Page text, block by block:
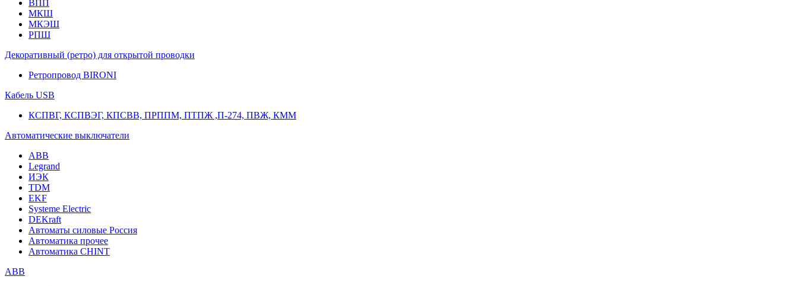
ВПП
МКШ
МКЭШ
РПШ
Декоративный (ретро) для открытой проводки
Ретропровод BIRONI
Кабель USB
КСПВГ, КСПВЭГ, КПСВВ, ПРППМ, ПТПЖ ,П-274, ПВЖ, КММ
Автоматические выключатели
ABB
Legrand
ИЭК
TDM
EKF
Systeme Electric
DEKraft
Автоматы силовые Россия
Автоматика прочее
Автоматика CHINT
ABB